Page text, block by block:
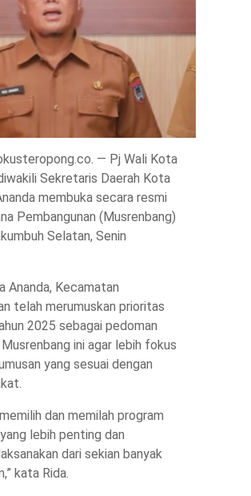
— Pj Wali Kota
Sekretaris Daerah Kota
membuka secara resmi
Pembangunan (Musrenbang)
Selatan, Senin
Ananda, Kecamatan
telah merumuskan prioritas
2025 sebagai pedoman
ini agar lebih fokus
yang sesuai dengan
dan memilah program
lebih penting dan
dari sekian banyak
kata Rida.